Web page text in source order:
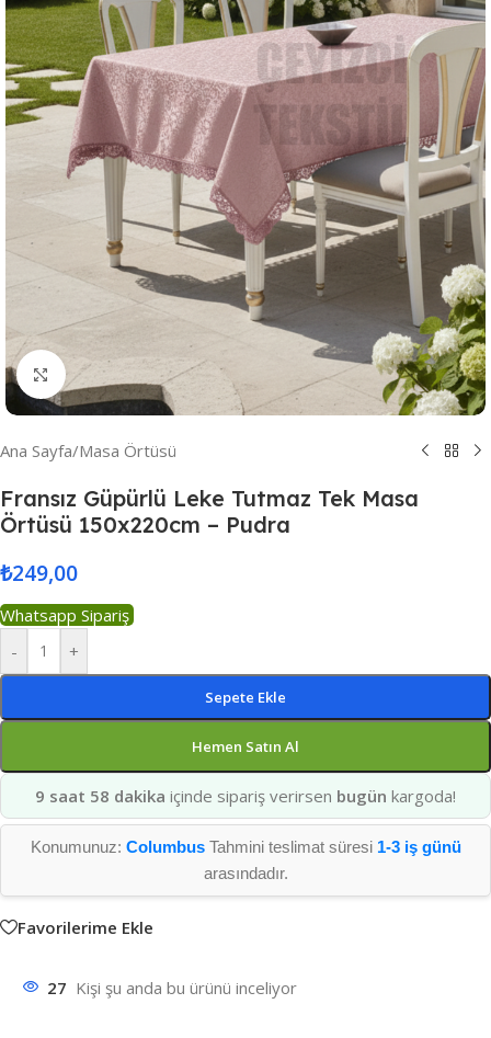
Resmi Büyüt
Ana Sayfa/Masa Örtüsü
Fransız Güpürlü Leke Tutmaz Tek Masa
Örtüsü 150x220cm – Pudra
₺249,00
Whatsapp Sipariş
-
+
Sepete Ekle
Hemen Satın Al
9 saat 58 dakika içinde sipariş verirsen bugün kargoda!
Konumunuz: ColumbusTahmini teslimat süresi 1-3 iş günü
arasındadır.
Favorilerime Ekle
27 Kişi şu anda bu ürünü inceliyor